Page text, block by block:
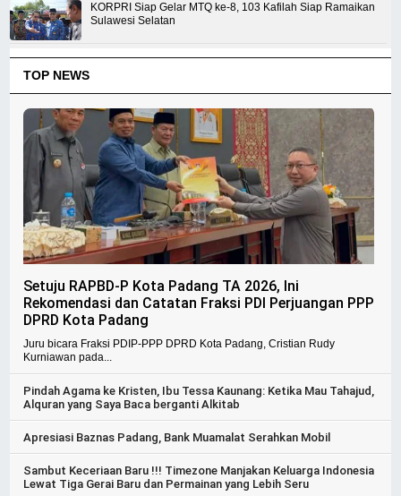
KORPRI Siap Gelar MTQ ke-8, 103 Kafilah Siap Ramaikan
Sulawesi Selatan
TOP NEWS
Setuju RAPBD-P Kota Padang TA 2026, Ini
Rekomendasi dan Catatan Fraksi PDI Perjuangan PPP
DPRD Kota Padang
Juru bicara Fraksi PDIP-PPP DPRD Kota Padang, Cristian Rudy
Kurniawan pada...
Pindah Agama ke Kristen, Ibu Tessa Kaunang: Ketika Mau Tahajud,
Alquran yang Saya Baca berganti Alkitab
Apresiasi Baznas Padang, Bank Muamalat Serahkan Mobil
Sambut Keceriaan Baru !!! Timezone Manjakan Keluarga Indonesia
Lewat Tiga Gerai Baru dan Permainan yang Lebih Seru